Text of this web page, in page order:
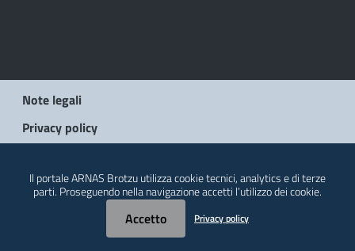
Note legali
Privacy policy
Il portale ARNAS Brotzu utilizza cookie tecnici, analytics e di terze
parti. Proseguendo nella navigazione accetti l’utilizzo dei cookie.
Accetto Privacy policy